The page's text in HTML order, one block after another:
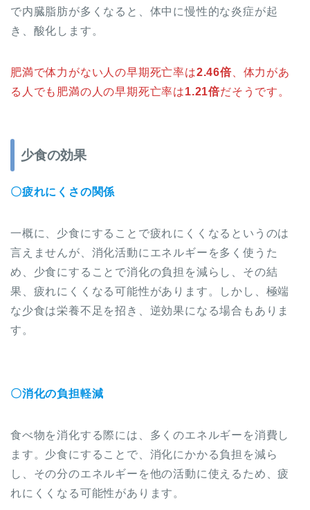
で内臓脂肪が多くなると、体中に慢性的な炎症が起
き、酸化します。
肥満で体力がない人の早期死亡率は2.46倍、体力があ
る人でも肥満の人の早期死亡率は1.21倍だそうです。
少食の効果
〇疲れにくさの関係
一概に、少食にすることで疲れにくくなるというのは
言えませんが、消化活動にエネルギーを多く使うた
め、少食にすることで消化の負担を減らし、その結
果、疲れにくくなる可能性があります。しかし、極端
な少食は栄養不足を招き、逆効果になる場合もありま
す。
〇消化の負担軽減
食べ物を消化する際には、多くのエネルギーを消費し
ます。少食にすることで、消化にかかる負担を減ら
し、その分のエネルギーを他の活動に使えるため、疲
れにくくなる可能性があります。